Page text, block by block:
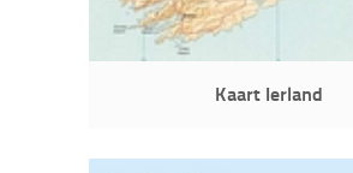
Kaart Ierland